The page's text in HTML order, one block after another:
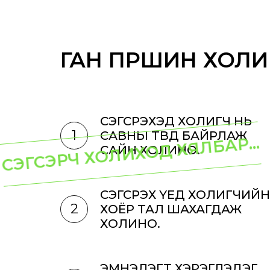
ГАН ПҮРШИН
1
СЭГСРЭХЭД ХОЛИГЧ НЬ
САВНЫ ТӨВД БАЙРЛАЖ
САЙН ХОЛИНО.
2
СЭГСРЭХ ҮЕД ХОЛИГЧИЙН
ХОЁР ТАЛ ШАХАГДАЖ
ХОЛИНО.
СЭГСЭРЧ ХОЛИХОД ХЯЛБАР...